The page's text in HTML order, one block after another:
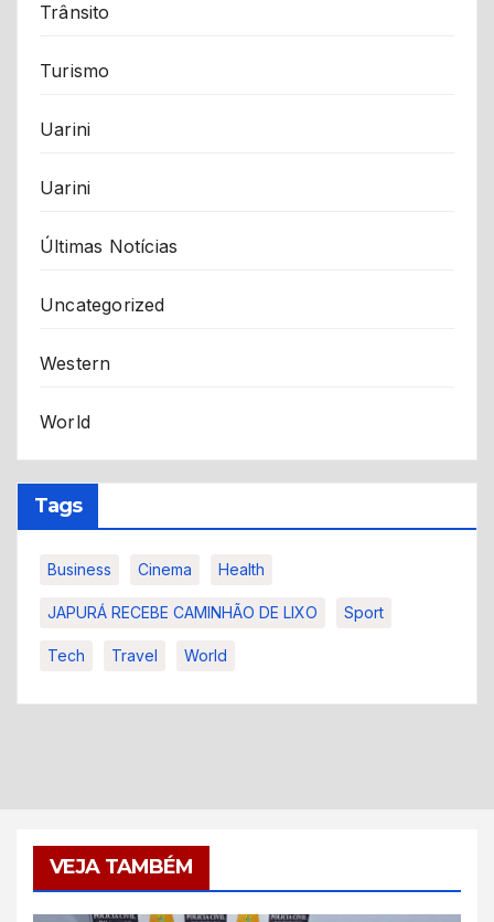
Trânsito
Turismo
Uarini
Uarini
Últimas Notícias
Uncategorized
Western
World
Tags
Business Cinema Health
JAPURÁ RECEBE CAMINHÃO DE LIXO Sport
Tech Travel World
VEJA TAMBÉM